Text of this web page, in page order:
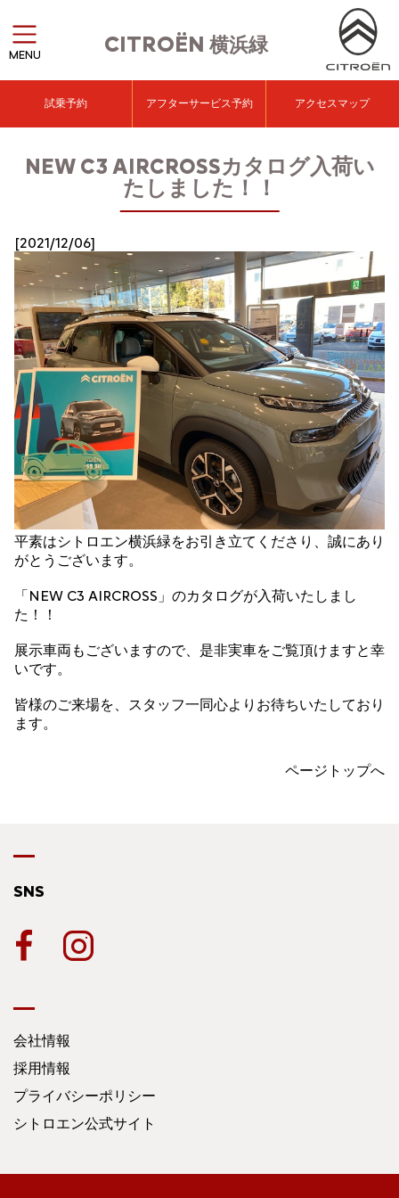
CITROËN 横浜緑
MENU
試乗予約 アフターサービス予約 アクセスマップ
NEW C3 AIRCROSSカタログ入荷い
たしました！！
[2021/12/06]
平素はシトロエン横浜緑をお引き立てくださり、誠にあり
がとうございます。
「NEW C3 AIRCROSS」のカタログが入荷いたしまし
た！！
展示車両もございますので、是非実車をご覧頂けますと幸
いです。
皆様のご来場を、スタッフ一同心よりお待ちいたしており
ます。
ページトップへ
SNS
会社情報
採用情報
プライバシーポリシー
シトロエン公式サイト